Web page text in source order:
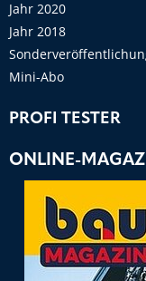
Jahr 2020
Jahr 2018
Mini-Abo
PROFI TESTER
ONLINE-